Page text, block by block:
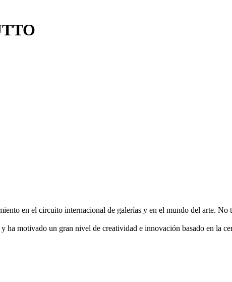
en el circuito internacional de galerías y en el mundo del arte.
ha motivado un gran nivel de creatividad e innovación basado en la